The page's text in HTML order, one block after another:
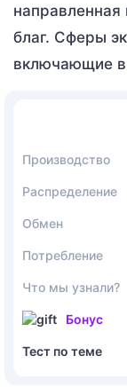
благ. Сферы
включающие в
Производство
Распределение
Обмен
Потребление
Что мы узнали?
Бонус
Тест по теме